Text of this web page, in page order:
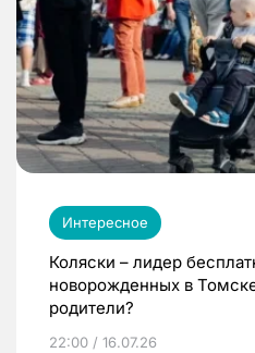
Интересное
Коляски – лидер
новорожденных в
родители?
22:00 / 16.07.26